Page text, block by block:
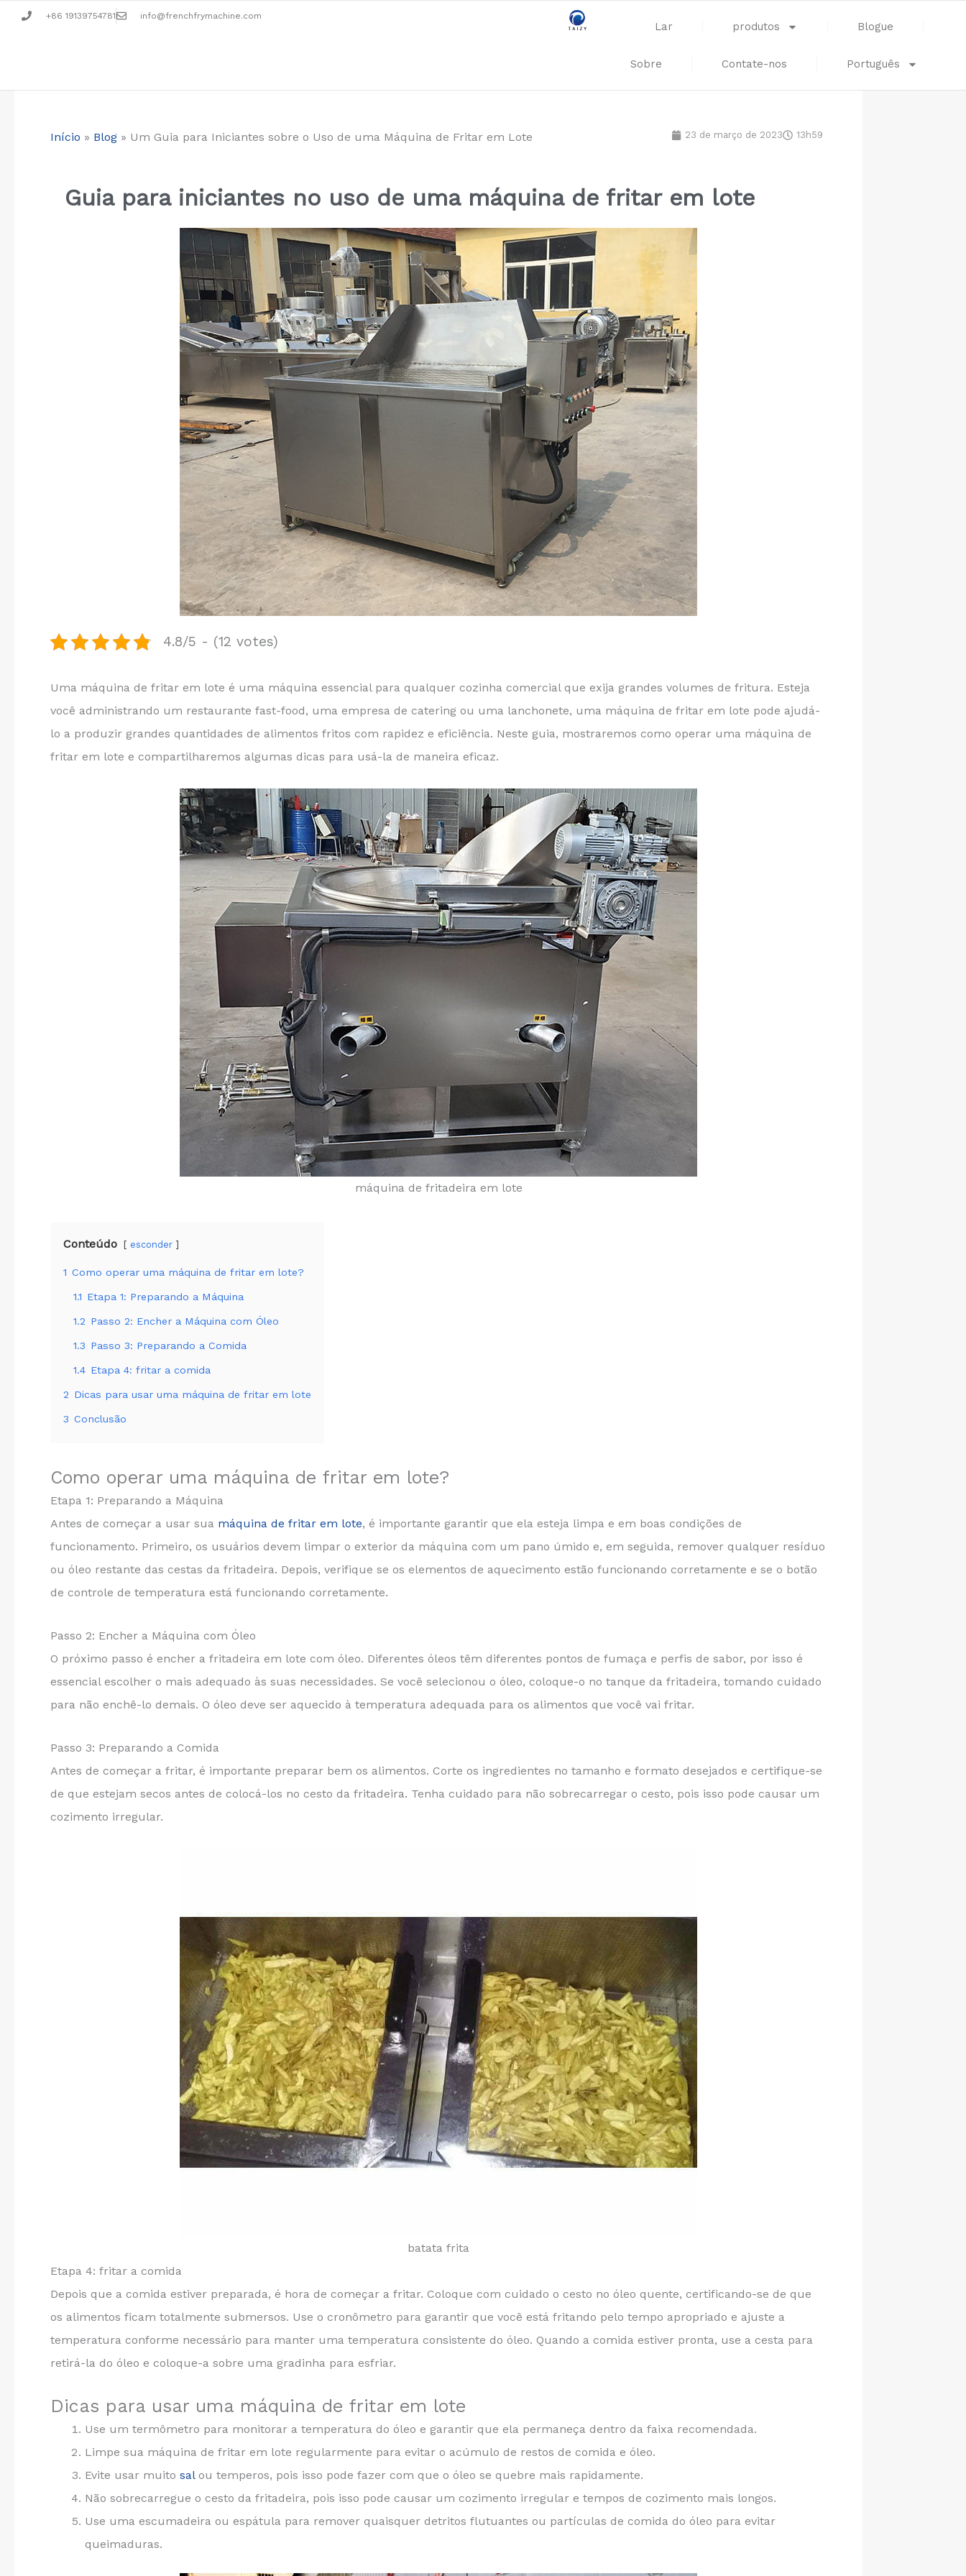
+86 19139754781 info@frenchfrymachine.com
Lar produtos Blogue
Sobre Contate-nos Português
Início » Blog » Um Guia para Iniciantes sobre o Uso de uma Máquina de Fritar em Lote 23 de março de 2023 13h59
Guia para iniciantes no uso de uma máquina de fritar em lote
4.8/5 - (12 votes)
Uma máquina de fritar em lote é uma máquina essencial para qualquer cozinha comercial que exija grandes volumes de fritura. Esteja
você administrando um restaurante fast-food, uma empresa de catering ou uma lanchonete, uma máquina de fritar em lote pode ajudá-
lo a produzir grandes quantidades de alimentos fritos com rapidez e eficiência. Neste guia, mostraremos como operar uma máquina de
fritar em lote e compartilharemos algumas dicas para usá-la de maneira eficaz.
máquina de fritadeira em lote
Conteúdo esconder
1 Como operar uma máquina de fritar em lote?
1.1 Etapa 1: Preparando a Máquina
1.2 Passo 2: Encher a Máquina com Óleo
1.3 Passo 3: Preparando a Comida
1.4 Etapa 4: fritar a comida
2 Dicas para usar uma máquina de fritar em lote
3 Conclusão
Como operar uma máquina de fritar em lote?
Etapa 1: Preparando a Máquina
Antes de começar a usar sua máquina de fritar em lote, é importante garantir que ela esteja limpa e em boas condições de
funcionamento. Primeiro, os usuários devem limpar o exterior da máquina com um pano úmido e, em seguida, remover qualquer resíduo
ou óleo restante das cestas da fritadeira. Depois, verifique se os elementos de aquecimento estão funcionando corretamente e se o botão
de controle de temperatura está funcionando corretamente.
Passo 2: Encher a Máquina com Óleo
O próximo passo é encher a fritadeira em lote com óleo. Diferentes óleos têm diferentes pontos de fumaça e perfis de sabor, por isso é
essencial escolher o mais adequado às suas necessidades. Se você selecionou o óleo, coloque-o no tanque da fritadeira, tomando cuidado
para não enchê-lo demais. O óleo deve ser aquecido à temperatura adequada para os alimentos que você vai fritar.
Passo 3: Preparando a Comida
Antes de começar a fritar, é importante preparar bem os alimentos. Corte os ingredientes no tamanho e formato desejados e certifique-se
de que estejam secos antes de colocá-los no cesto da fritadeira. Tenha cuidado para não sobrecarregar o cesto, pois isso pode causar um
cozimento irregular.
batata frita
Etapa 4: fritar a comida
Depois que a comida estiver preparada, é hora de começar a fritar. Coloque com cuidado o cesto no óleo quente, certificando-se de que
os alimentos ficam totalmente submersos. Use o cronômetro para garantir que você está fritando pelo tempo apropriado e ajuste a
temperatura conforme necessário para manter uma temperatura consistente do óleo. Quando a comida estiver pronta, use a cesta para
retirá-la do óleo e coloque-a sobre uma gradinha para esfriar.
Dicas para usar uma máquina de fritar em lote
Use um termômetro para monitorar a temperatura do óleo e garantir que ela permaneça dentro da faixa recomendada.
Limpe sua máquina de fritar em lote regularmente para evitar o acúmulo de restos de comida e óleo.
Evite usar muito salou temperos, pois isso pode fazer com que o óleo se quebre mais rapidamente.
Não sobrecarregue o cesto da fritadeira, pois isso pode causar um cozimento irregular e tempos de cozimento mais longos.
Use uma escumadeira ou espátula para remover quaisquer detritos flutuantes ou partículas de comida do óleo para evitar
queimaduras.